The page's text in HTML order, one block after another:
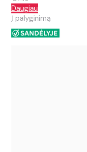
Daugiau
Į palyginimą